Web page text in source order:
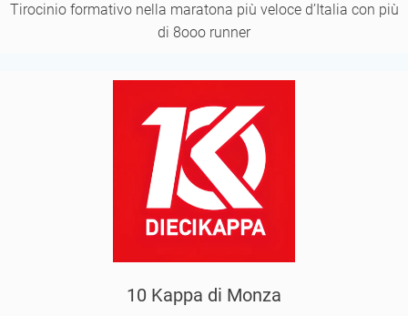
Tirocinio formativo nella maratona più veloce d’Italia con più
di 8ooo runner
10 Kappa di Monza